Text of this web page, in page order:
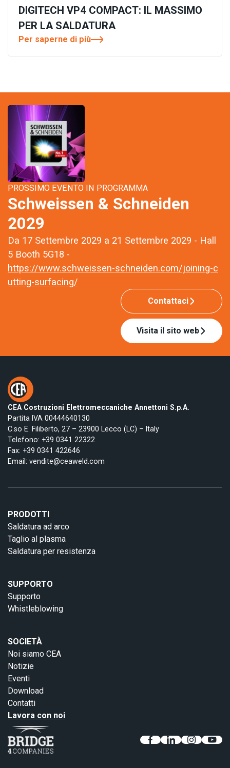
DIGITECH VP4 COMPACT: IL MASSIMO
PER LA SALDATURA
Per saperne di più
PROSSIMO EVENTO IN PROGRAMMA
Schweissen & Schneiden
2029
Da 17 Settembre 2029 a 21 Settembre 2029 - Hall
5 Booth 5G18 -
https://www.schweissen-schneiden.com/joining-c
utting-surfacing/
Contattaci
Visita il sito web
CEA Costruzioni Elettromeccaniche Annettoni S.p.A.
Partita IVA 00444640130
C.so E. Filiberto, 27 – 23900 Lecco (LC) – Italy
Telefono: +39 0341 22322
Fax: +39 0341 422646
Email: vendite@ceaweld.com
PRODOTTI
Saldatura ad arco
Taglio al plasma
Saldatura per resistenza
SUPPORTO
Supporto
Whistleblowing
SOCIETÀ
Noi siamo CEA
Notizie
Eventi
Download
Contatti
Lavora con noi